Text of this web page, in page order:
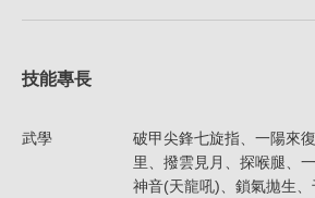
技能專長
武學
破甲尖鋒七旋指、一陽來
里、撥雲見月、探喉腿、
神音(天龍吼)、鎖氣拋生